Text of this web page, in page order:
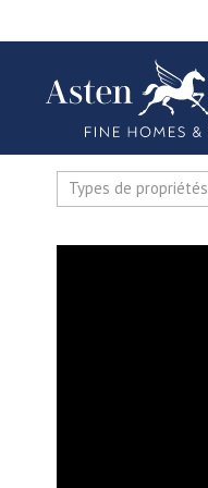
Types de propriétés